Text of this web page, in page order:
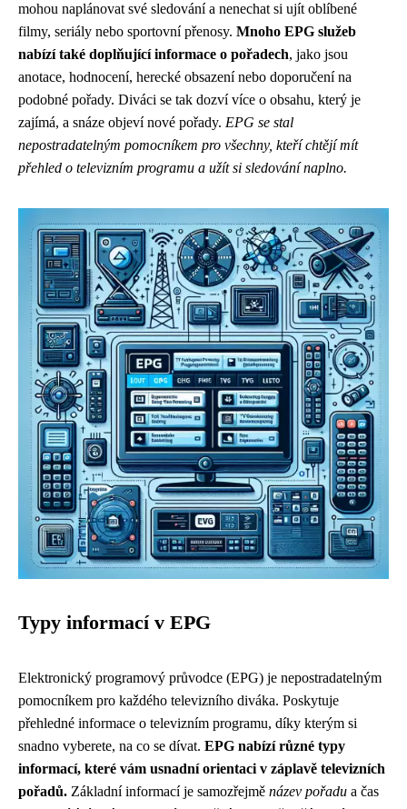
mohou naplánovat své sledování a nenechat si ujít oblíbené
filmy, seriály nebo sportovní přenosy. Mnoho EPG služeb
nabízí také doplňující informace o pořadech, jako jsou
anotace, hodnocení, herecké obsazení nebo doporučení na
podobné pořady. Diváci se tak dozví více o obsahu, který je
zajímá, a snáze objeví nové pořady. EPG se stal
nepostradatelným pomocníkem pro všechny, kteří chtějí mít
přehled o televizním programu a užít si sledování naplno.
Typy informací v EPG
Elektronický programový průvodce (EPG) je nepostradatelným
pomocníkem pro každého televizního diváka. Poskytuje
přehledné informace o televizním programu, díky kterým si
snadno vyberete, na co se dívat. EPG nabízí různé typy
informací, které vám usnadní orientaci v záplavě televizních
pořadů. Základní informací je samozřejmě název pořadu a čas